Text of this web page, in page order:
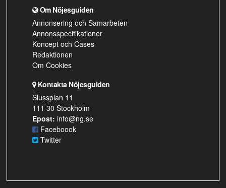
Om Nöjesguiden
Annonsering och Samarbeten
Annonsspecifikationer
Koncept och Cases
Redaktionen
Om Cookies
Kontakta Nöjesguiden
Slussplan 11
111 30 Stockholm
Epost: info@ng.se
Faceboook
Twitter